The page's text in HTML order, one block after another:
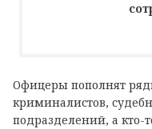
Офицеры пополнят
криминалистов,
подразделений, а кто-